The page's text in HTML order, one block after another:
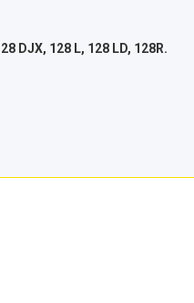
DJX, 128 L, 128 LD, 128R.